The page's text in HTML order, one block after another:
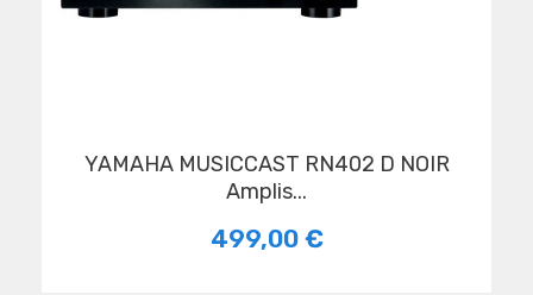
YAMAHA MUSICCAST RN402 D NOIR
Amplis...
499,00 €